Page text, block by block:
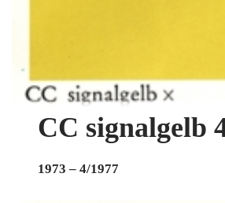
CC signalgelb
1973 – 4/1977